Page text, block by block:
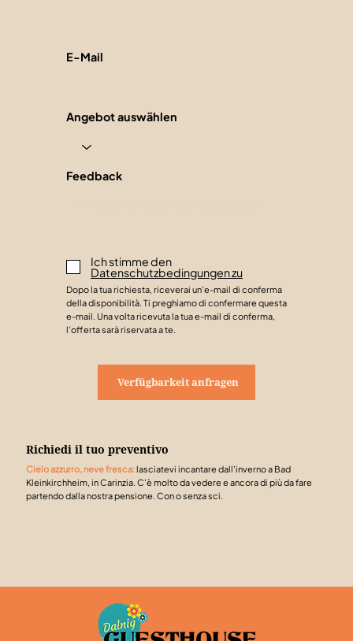
Richiedi il tuo preventivo
Cielo azzurro, neve fresca:lasciatevi incantare dall'inverno a Bad
Kleinkirchheim, in Carinzia. C'è molto da vedere e ancora di più da fare
partendo dalla nostra pensione. Con o senza sci.
E-Mail
Angebot auswählen
Feedback
Ich stimme den
Datenschutzbedingungen zu
Dopo la tua richiesta, riceverai un'e-mail di conferma
della disponibilità. Ti preghiamo di confermare questa
e-mail. Una volta ricevuta la tua e-mail di conferma,
l'offerta sarà riservata a te.
Verfügbarkeit anfragen